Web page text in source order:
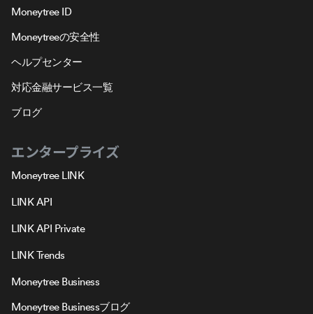
Moneytree ID
Moneytreeの安全性
ヘルプセンター
対応金融サービス一覧
ブログ
エンタープライズ
Moneytree LINK
LINK API
LINK API Private
LINK Trends
Moneytree Business
Moneytree Businessブログ